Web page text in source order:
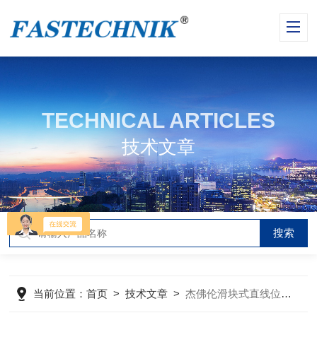
TECHNICAL ARTICLES
技术文章
当前位置：首页 >技术文章 >杰佛伦滑块式直线位移传感器：技术原理与工业选购指南